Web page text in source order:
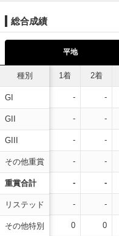
総合成績
平地
種別
GI
GII
GIII
その他重賞
重賞合計
リステッド
その他特別
1着 2着
- -
- -
- -
- -
- -
- -
0 0